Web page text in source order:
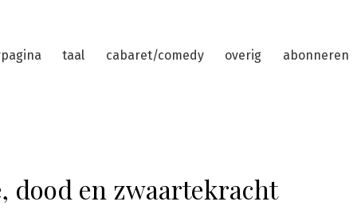
taal cabaret/comedy overig abonneren
dood en zwaartekracht